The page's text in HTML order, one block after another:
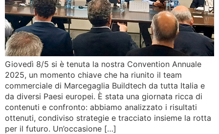
Giovedì 8/5 si è tenuta la nostra Convention Annuale
2025, un momento chiave che ha riunito il team
commerciale di Marcegaglia Buildtech da tutta Italia e
da diversi Paesi europei. È stata una giornata ricca di
contenuti e confronto: abbiamo analizzato i risultati
ottenuti, condiviso strategie e tracciato insieme la rotta
per il futuro. Un’occasione […]